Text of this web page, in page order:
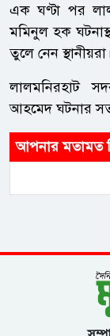
এক ঘণ্টা পর
মমিনুল হক
তুলে নেন স্থানীয়রা।
লালমনিরহাট
আহমেদ ঘটনার
আপনার মতামত